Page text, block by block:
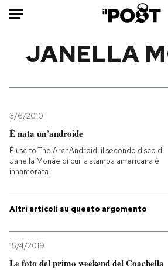
Mondo
Politica
Tecnologia
Internet
Sport
Ok
JANELLA
3/6/2010
È nata un’androide
È uscito The ArchAndroid, il secondo disco di
Janella Monáe di cui la stampa americana è
innamorata
Altri articoli su questo argomento
15/4/2019
Le foto del primo weekend del Coachella